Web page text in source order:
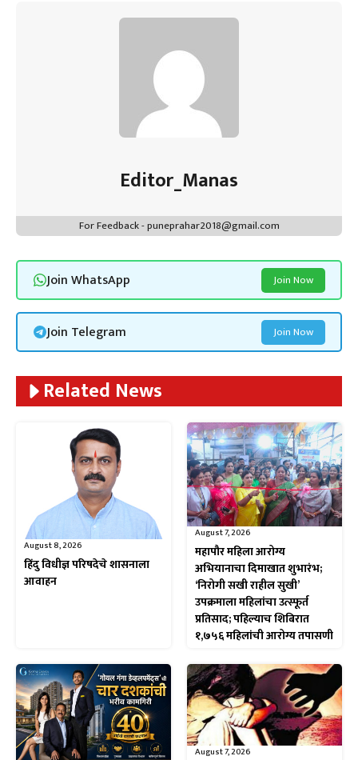
Editor_Manas
For Feedback - puneprahar2018@gmail.com
Join WhatsApp Join Now
Join Telegram Join Now
Related News
August 8, 2026
हिंदु विधीज्ञ परिषदेचे शासनाला
आवाहन
August 7, 2026
महापौर महिला आरोग्य
अभियानाचा दिमाखात शुभारंभ;
‘निरोगी सखी राहील सुखी’
उपक्रमाला महिलांचा उत्स्फूर्त
प्रतिसाद; पहिल्याच शिबिरात
१,७५६ महिलांची आरोग्य तपासणी
August 7, 2026